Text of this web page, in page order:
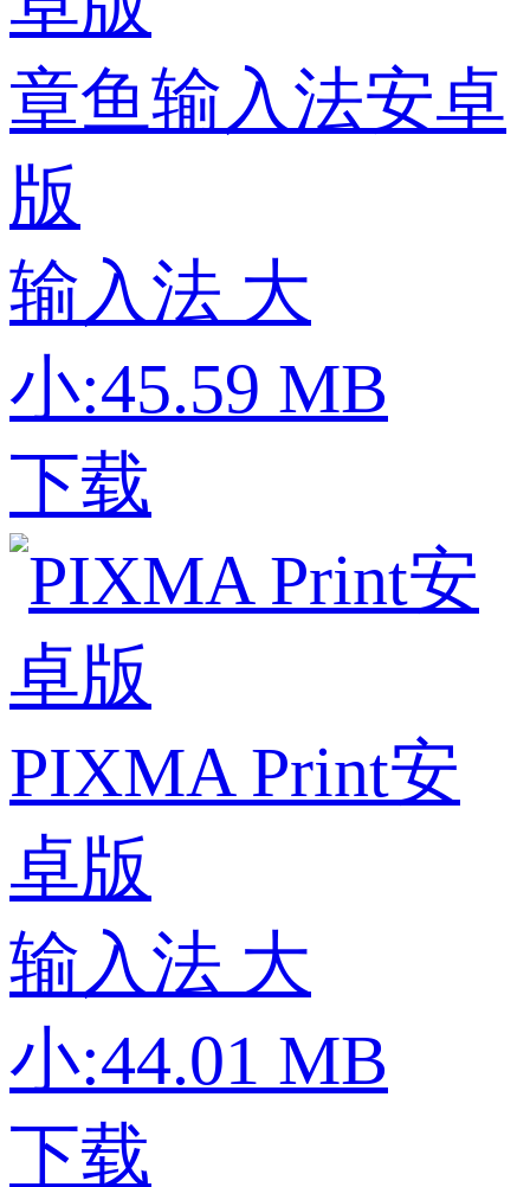
章鱼输入法安卓
版
输入法 大
小:45.59 MB
下载
PIXMA Print安
卓版
输入法 大
小:44.01 MB
下载